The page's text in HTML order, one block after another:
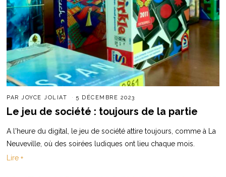
PARJOYCE JOLIAT 5 DÉCEMBRE 2023
Le jeu de société : toujours de la partie
A l'heure du digital, le jeu de société attire toujours, comme à La
Neuveville, où des soirées ludiques ont lieu chaque mois.
Lire +